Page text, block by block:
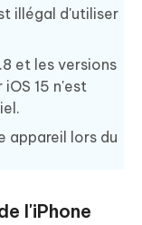
illégal d'utiliser
et les versions
15 n'est
appareil lors du
l'iPhone